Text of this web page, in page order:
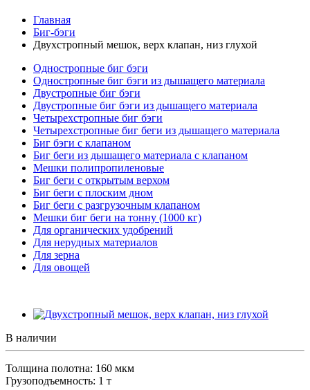
Главная
Биг-бэги
Двухстропный мешок, верх клапан, низ глухой
Одностропные биг бэги
Одностропные биг бэги из дышащего материала
Двустропные биг бэги
Двустропные биг бэги из дышащего материала
Четырехстропные биг бэги
Четырехстропные биг беги из дышащего материала
Биг бэги с клапаном
Биг беги из дышащего материала с клапаном
Мешки полипропиленовые
Биг беги с открытым верхом
Биг беги с плоским дном
Биг беги с разгрузочным клапаном
Мешки биг беги на тонну (1000 кг)
Для органических удобрений
Для нерудных материалов
Для зерна
Для овощей
В наличии
Толщина полотна: 160 мкм
Грузоподъемность: 1 т